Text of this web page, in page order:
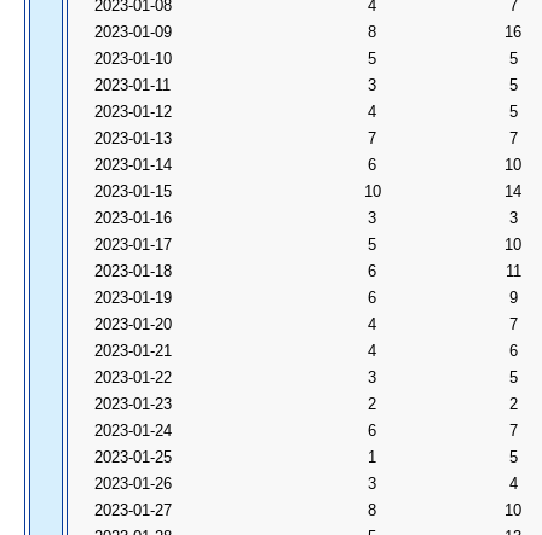
2023-01-08
4
7
2023-01-09
8
16
2023-01-10
5
5
2023-01-11
3
5
2023-01-12
4
5
2023-01-13
7
7
2023-01-14
6
10
2023-01-15
10
14
2023-01-16
3
3
2023-01-17
5
10
2023-01-18
6
11
2023-01-19
6
9
2023-01-20
4
7
2023-01-21
4
6
2023-01-22
3
5
2023-01-23
2
2
2023-01-24
6
7
2023-01-25
1
5
2023-01-26
3
4
2023-01-27
8
10